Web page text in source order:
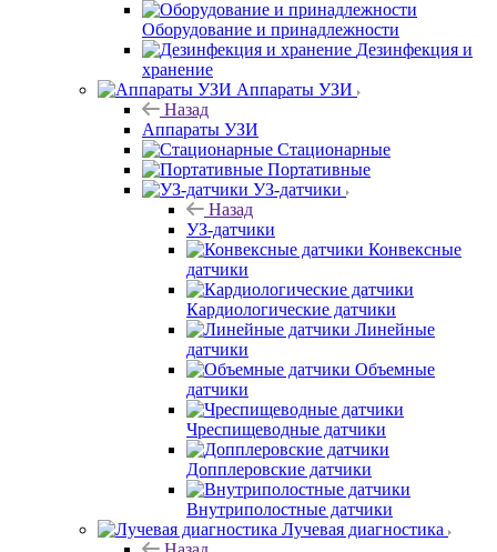
Оборудование и принадлежности
Дезинфекция и
хранение
Аппараты УЗИ
Назад
Аппараты УЗИ
Стационарные
Портативные
УЗ-датчики
Назад
УЗ-датчики
Конвексные
датчики
Кардиологические датчики
Линейные
датчики
Объемные
датчики
Чреспищеводные датчики
Допплеровские датчики
Внутриполостные датчики
Лучевая диагностика